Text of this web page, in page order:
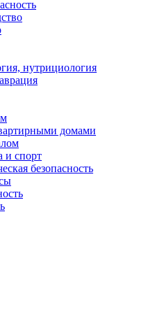
нутрициология
домами
и спорт
безопасность